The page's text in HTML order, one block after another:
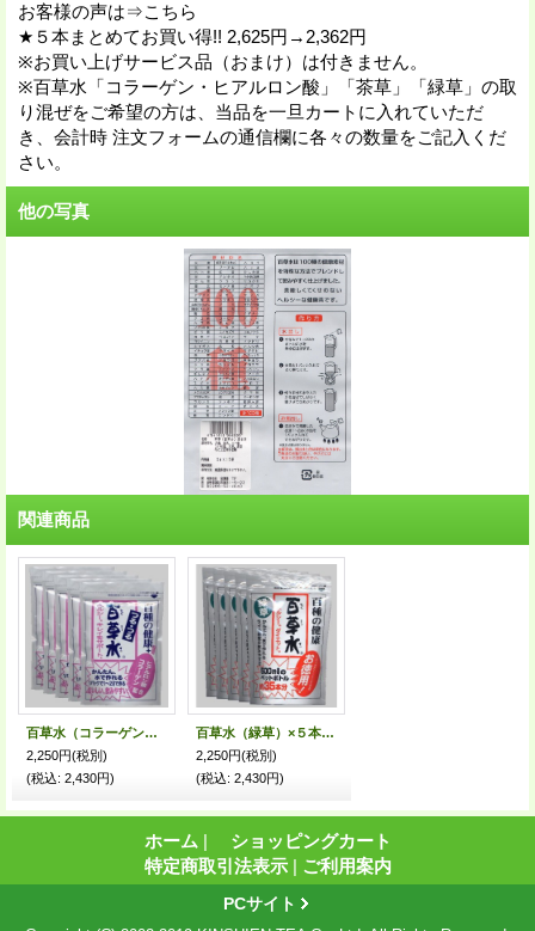
お客様の声は⇒こちら
★５本まとめてお買い得!! 2,625円→2,362円
※お買い上げサービス品（おまけ）は付きません。
※百草水「コラーゲン・ヒアルロン酸」「茶草」「緑草」の取
り混ぜをご希望の方は、当品を一旦カートに入れていただ
き、会計時 注文フォームの通信欄に各々の数量をご記入くだ
さい。
他の写真
関連商品
百草水（コラーゲン・ヒアルロン酸）×５本 [健康応援価格]
2,250円(税別)
(税込: 2,430円)
百草水（緑草）×５本 [健康応援価格]
2,250円(税別)
(税込: 2,430円)
ホーム |
ショッピングカート
特定商取引法表示 | ご利用案内
PCサイト